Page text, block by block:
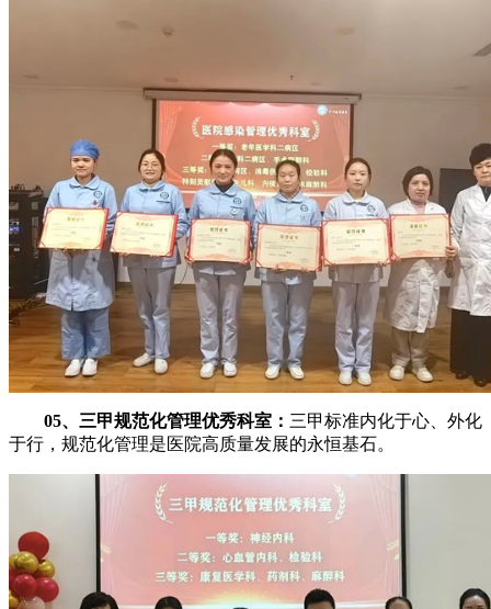
05、三甲规范化管理优秀科室： 三甲标准内化于心、外化
于行，规范化管理是医院高质量发展的永恒基石。